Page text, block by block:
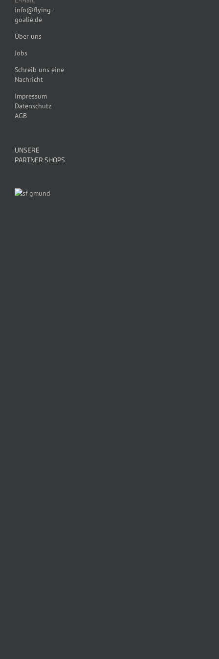
info@flying-
goalie.de
Über uns
Jobs
Schreib uns eine
Nachricht
Impressum
Datenschutz
AGB
UNSERE
PARTNER SHOPS